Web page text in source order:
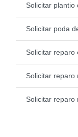
Solicitar plantio
Solicitar poda
Solicitar reparo
Solicitar reparo
Solicitar reparo